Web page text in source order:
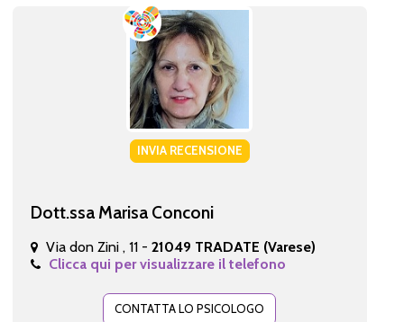
INVIA RECENSIONE
Dott.ssa Marisa Conconi
Via don Zini , 11 - 21049 TRADATE (Varese)
Clicca qui per visualizzare il telefono
CONTATTA LO PSICOLOGO